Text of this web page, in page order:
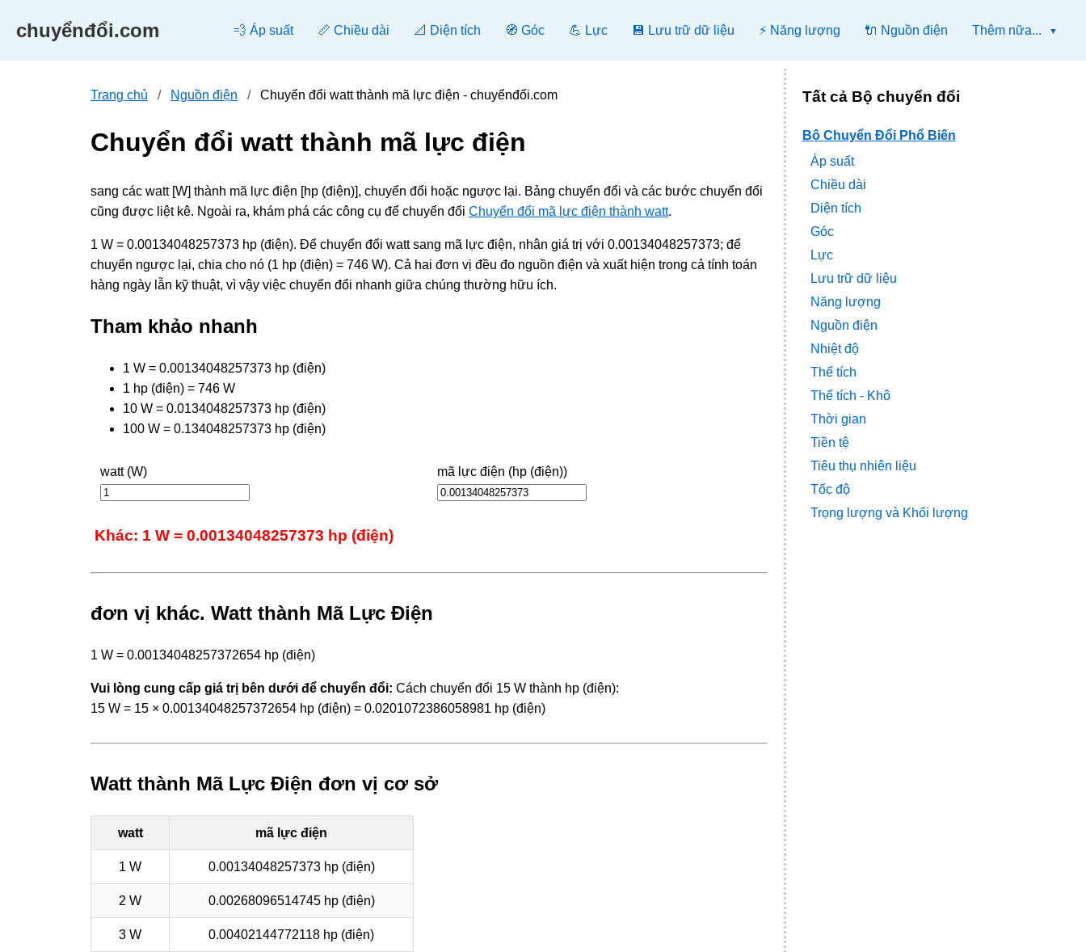
chuyểnđổi.com 💨 Áp suất 📏 Chiều dài 📐 Diện tích 🧭 Góc 💪 Lực 💾 Lưu trữ dữ liệu ⚡ Năng lượng 🔌 Nguồn điện Thêm nữa...
Trang chủ Nguồn điện Chuyển đổi watt thành mã lực điện - chuyểnđổi.com
Chuyển đổi watt thành mã lực điện
sang các watt [W] thành mã lực điện [hp (điện)], chuyển đổi hoặc ngược lại. Bảng chuyển đổi và các bước chuyển đổi
cũng được liệt kê. Ngoài ra, khám phá các công cụ để chuyển đổi Chuyển đổi mã lực điện thành watt.
1 W = 0.00134048257373 hp (điện). Để chuyển đổi watt sang mã lực điện, nhân giá trị với 0.00134048257373; để
chuyển ngược lại, chia cho nó (1 hp (điện) = 746 W). Cả hai đơn vị đều đo nguồn điện và xuất hiện trong cả tính toán
hàng ngày lẫn kỹ thuật, vì vậy việc chuyển đổi nhanh giữa chúng thường hữu ích.
Tham khảo nhanh
1 W = 0.00134048257373 hp (điện)
1 hp (điện) = 746 W
10 W = 0.0134048257373 hp (điện)
100 W = 0.134048257373 hp (điện)
watt (W) mã lực điện (hp (điện))
Khác: 1 W = 0.00134048257373 hp (điện)
đơn vị khác. Watt thành Mã Lực Điện
1 W = 0.00134048257372654 hp (điện)
Vui lòng cung cấp giá trị bên dưới để chuyển đổi: Cách chuyển đổi 15 W thành hp (điện):
15 W = 15 × 0.00134048257372654 hp (điện) = 0.0201072386058981 hp (điện)
Watt thành Mã Lực Điện đơn vị cơ sở
watt mã lực điện
1 W 0.00134048257373 hp (điện)
2 W 0.00268096514745 hp (điện)
3 W 0.00402144772118 hp (điện)
Tất cả Bộ chuyển đổi
Bộ Chuyển Đổi Phổ Biến
Áp suất
Chiều dài
Diện tích
Góc
Lực
Lưu trữ dữ liệu
Năng lượng
Nguồn điện
Nhiệt độ
Thể tích
Thể tích - Khô
Thời gian
Tiền tệ
Tiêu thụ nhiên liệu
Tốc độ
Trọng lượng và Khối lượng